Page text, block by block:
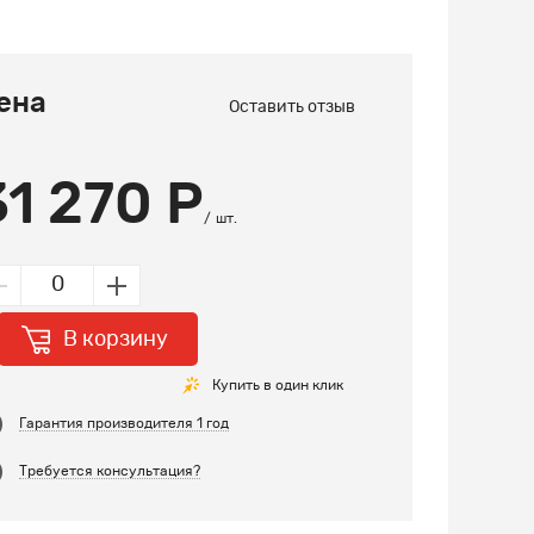
Оставить отзыв
270 Р шт.
В корзину
Купить в один клик
Гарантия производителя 1 год
Требуется консультация?